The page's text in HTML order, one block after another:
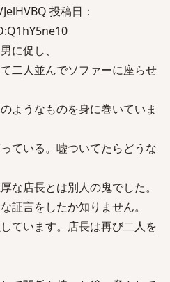
投稿日：
に促し、
二人並んでソファーに座らせ
ようなものを身に巻いていま
ている。嘘ついてたらどうな
な店長とは別人の鬼でした。
証言をしたか知りません。
ています。店長は再び二人を